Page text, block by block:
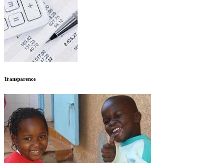
Transparence